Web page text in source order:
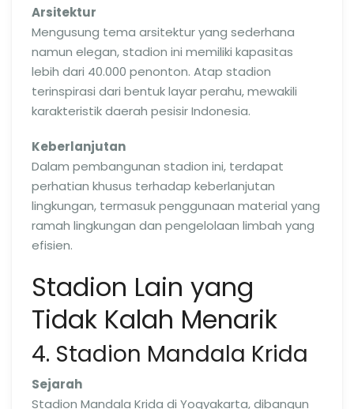
Arsitektur
Mengusung tema arsitektur yang sederhana
namun elegan, stadion ini memiliki kapasitas
lebih dari 40.000 penonton. Atap stadion
terinspirasi dari bentuk layar perahu, mewakili
karakteristik daerah pesisir Indonesia.
Keberlanjutan
Dalam pembangunan stadion ini, terdapat
perhatian khusus terhadap keberlanjutan
lingkungan, termasuk penggunaan material yang
ramah lingkungan dan pengelolaan limbah yang
efisien.
Stadion Lain yang
Tidak Kalah Menarik
4. Stadion Mandala Krida
Sejarah
Stadion Mandala Krida di Yogyakarta, dibangun